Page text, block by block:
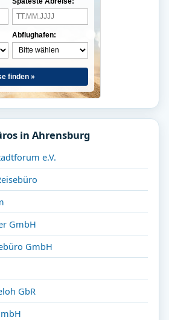
Abflughafen:
finden »
in Ahrensburg
e.V.
GmbH
GmbH
GbR